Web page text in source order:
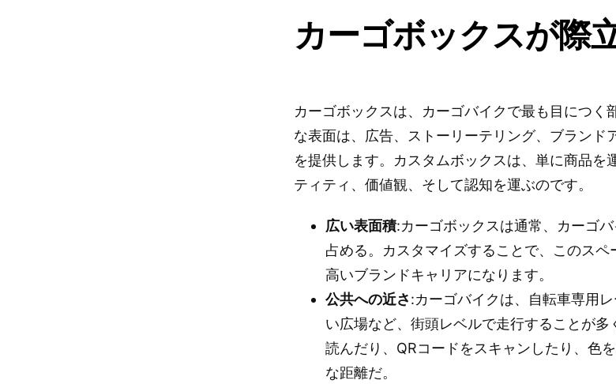
カーゴボックスが際
カーゴボックスは、カーゴバイクで最も目につく
な表面は、広告、ストーリーテリング、ブランド
を提供します。カスタムボックスは、単に商品を
ティティ、価値観、そして認知を運ぶのです。
広い表面積:カーゴボックスは通常、カーゴ
占める。カスタマイズすることで、このス
高いブランドキャリアになります。
公共への近さ:カーゴバイクは、自転車専用
い広場など、街頭レベルで走行することが多
読んだり、QRコードをスキャンしたり、色
な距離だ。